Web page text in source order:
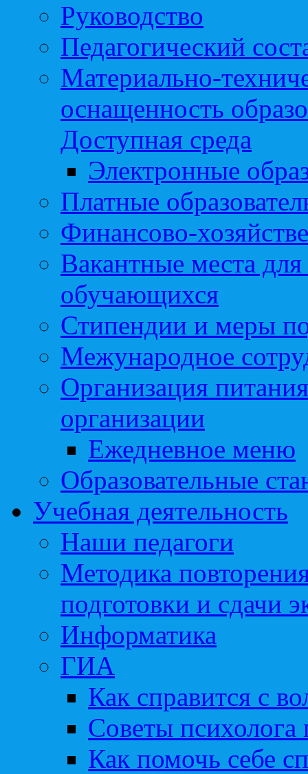
Руководство
Педагогический
Материально-
оснащенность
Доступная среда
Электронные
Платные
Финансово-
Вакантные места
обучающихся
Стипендии и меры
Межународное
Организация
организации
Ежедневное меню
Образовательные
Учебная деятельность
Наши педагоги
Методика
подготовки и сдачи
Информатика
ГИА
Как справится с
Советы
Как помочь себе